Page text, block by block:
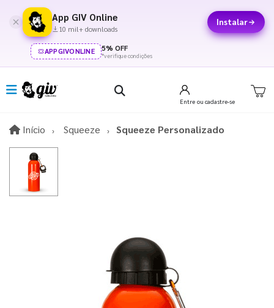
App GIV Online
10 mil+ downloads
Instalar
APPGIVONLINE 5% OFF
*verifique condições
Entre ou cadastre-se
Início InícioSqueeze Squeeze Personalizado